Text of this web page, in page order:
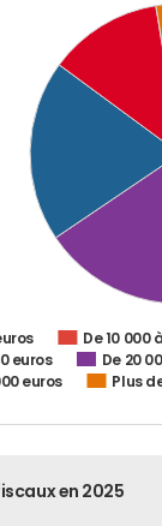
De 10 000
euros
De 20
euros
Plus
en 2025